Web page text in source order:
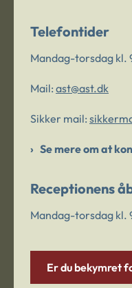
Telefontider
Mandag-torsdag kl.
Mail: ast@ast.dk
Sikker mail:
Se mere om at
Receptionens
Mandag-torsdag kl.
Er du bekymret